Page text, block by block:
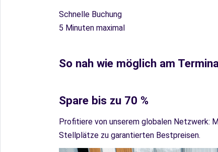
Schnelle Buchung
5 Minuten maximal
So nah wie möglich am
Spare bis zu 70 %
Profitiere von unserem globalen Netzwerk:
Stellplätze zu garantierten Bestpreisen.